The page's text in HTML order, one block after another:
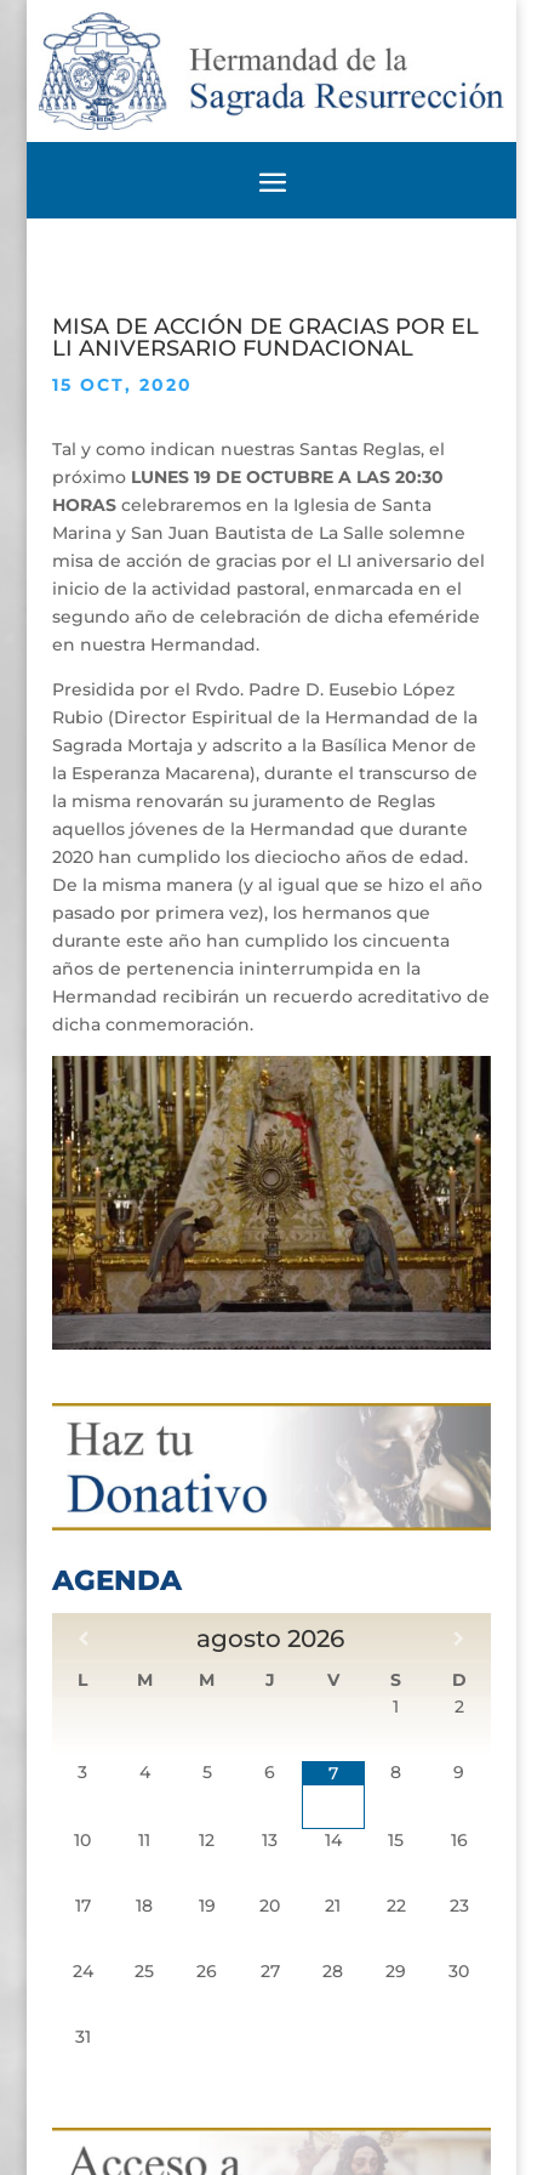
MISA DE ACCIÓN DE GRACIAS POR EL
LI ANIVERSARIO FUNDACIONAL
15 OCT, 2020
Tal y como indican nuestras Santas Reglas, el
próximo LUNES 19 DE OCTUBRE A LAS 20:30
HORAScelebraremos en la Iglesia de Santa
Marina y San Juan Bautista de La Salle solemne
misa de acción de gracias por el LI aniversario del
inicio de la actividad pastoral, enmarcada en el
segundo año de celebración de dicha efeméride
en nuestra Hermandad.
Presidida por el Rvdo. Padre D. Eusebio López
Rubio (Director Espiritual de la Hermandad de la
Sagrada Mortaja y adscrito a la Basílica Menor de
la Esperanza Macarena), durante el transcurso de
la misma renovarán su juramento de Reglas
aquellos jóvenes de la Hermandad que durante
2020 han cumplido los dieciocho años de edad.
De la misma manera (y al igual que se hizo el año
pasado por primera vez), los hermanos que
durante este año han cumplido los cincuenta
años de pertenencia ininterrumpida en la
Hermandad recibirán un recuerdo acreditativo de
dicha conmemoración.
AGENDA
agosto 2026
L M M J V S
D
1
2
3 4 5 6 7 8 9
10 11 12 13 14 15 16
17 18 19 20 21 22 23
24 25 26 27 28 29 30
31